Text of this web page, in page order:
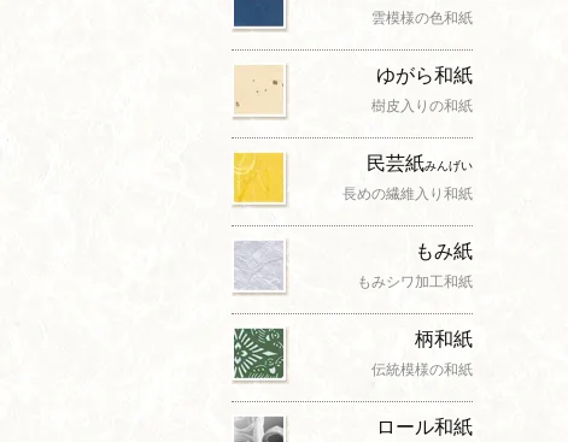
雲模様の色和紙
ゆがら和紙
樹皮入りの和紙
民芸紙みんげい
長めの繊維入り和紙
もみ紙
もみシワ加工和紙
柄和紙
伝統模様の和紙
ロール和紙